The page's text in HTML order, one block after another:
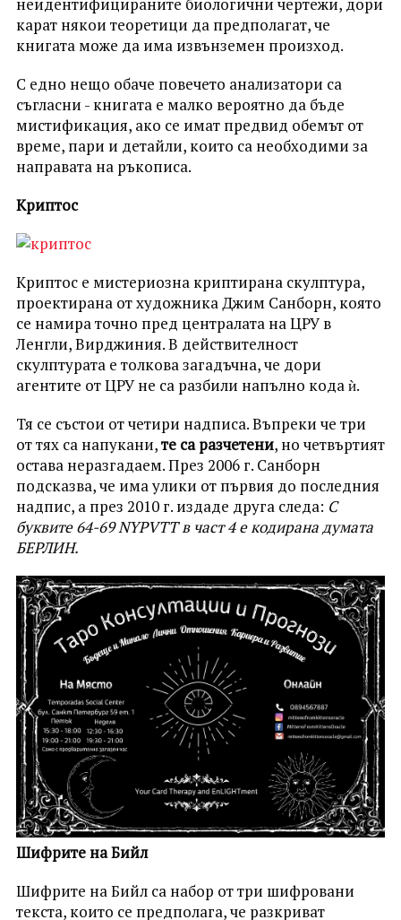
карат някои теоретици да предполагат, че
книгата може да има извънземен произход.
С едно нещо обаче повечето анализатори са
съгласни - книгата е малко вероятно да бъде
мистификация, ако се имат предвид обемът от
време, пари и детайли, които са необходими за
направата на ръкописа.
Kриптос
Криптос е мистериозна криптирана скулптура,
проектирана от художника Джим Санборн, която
се намира точно пред централата на ЦРУ в
Ленгли, Вирджиния. В действителност
скулптурата е толкова загадъчна, че дори
агентите от ЦРУ не са разбили напълно кода ѝ.
Тя се състои от четири надписа. Въпреки че три
от тях са напукани,те са разчетени, но четвъртият
остава неразгадаем. През 2006 г. Санборн
подсказва, че има улики от първия до последния
надпис, а през 2010 г. издаде друга следа: С
буквите 64-69 NYPVTT в част 4 е кодирана думата
БЕРЛИН.
Шифрите на Бийл
Шифрите на Бийл са набор от три шифровани
текста, които се предполага, че разкриват